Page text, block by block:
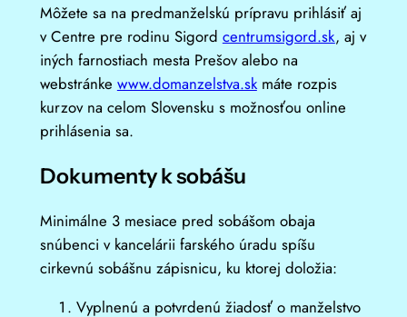
Môžete sa na predmanželskú prípravu prihlásiť aj
v Centre pre rodinu Sigord centrumsigord.sk, aj v
iných farnostiach mesta Prešov alebo na
webstránke www.domanzelstva.skmáte rozpis
kurzov na celom Slovensku s možnosťou online
prihlásenia sa.
Dokumenty k sobášu
Minimálne 3 mesiace pred sobášom obaja
snúbenci v kancelárii farského úradu spíšu
cirkevnú sobášnu zápisnicu, ku ktorej doložia:
Vyplnenú a potvrdenú žiadosť o manželstvo